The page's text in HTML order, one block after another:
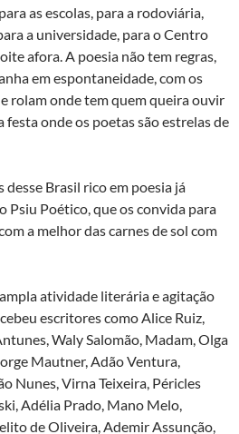
as escolas, para a rodoviária,
a universidade, para o Centro
afora. A poesia não tem regras,
em espontaneidade, com os
rolam onde tem quem queira ouvir
festa onde os poetas são estrelas de
Brasil rico em poesia já
Psiu Poético, que os convida para
a melhor das carnes de sol com
atividade literária e agitação
escritores como Alice Ruiz,
Waly Salomão, Madam, Olga
Mautner, Adão Ventura,
Nunes, Virna Teixeira, Péricles
Adélia Prado, Mano Melo,
de Oliveira, Ademir Assunção,